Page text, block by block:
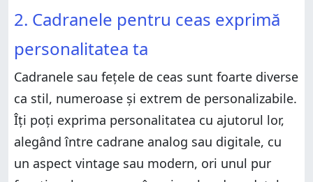
2. Cadranele pentru ceas exprimă
personalitatea ta
Cadranele sau fețele de ceas sunt foarte diverse
ca stil, numeroase și extrem de personalizabile.
Îți poți exprima personalitatea cu ajutorul lor,
alegând între cadrane analog sau digitale, cu
un aspect vintage sau modern, ori unul pur